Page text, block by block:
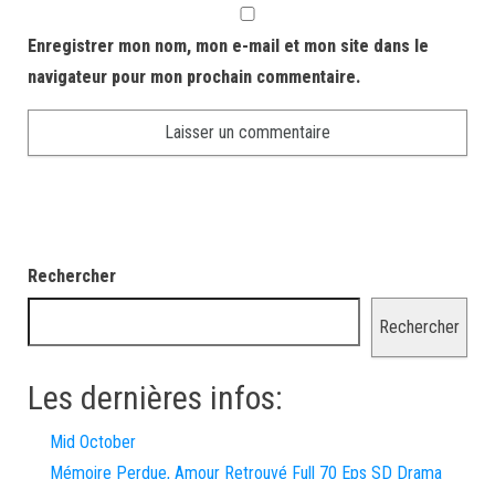
Enregistrer mon nom, mon e-mail et mon site dans le
navigateur pour mon prochain commentaire.
Rechercher
Rechercher
Les dernières infos:
Mid October
Mémoire Perdue, Amour Retrouvé Full 70 Eps SD Drama